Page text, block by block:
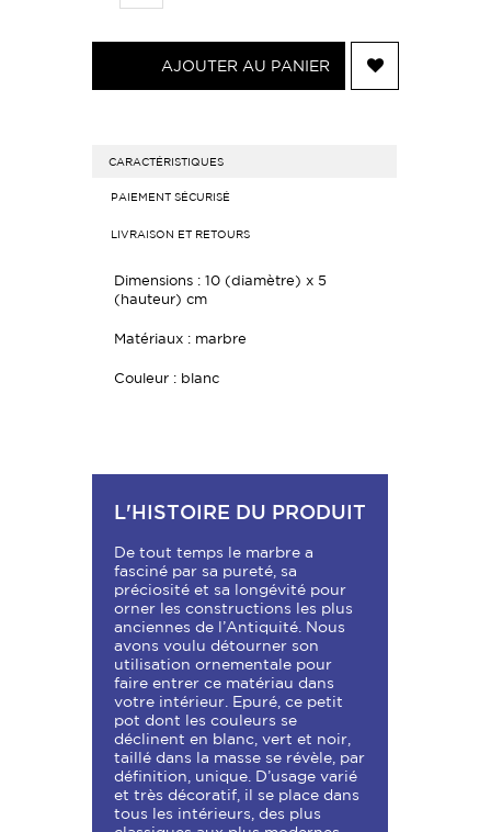
AJOUTER AU PANIER
CARACTÉRISTIQUES
PAIEMENT SÉCURISÉ
LIVRAISON ET RETOURS
Dimensions : 10 (diamètre) x 5
(hauteur) cm
Matériaux : marbre
Couleur : blanc
L'HISTOIRE DU PRODUIT
De tout temps le marbre a
fasciné par sa pureté, sa
préciosité et sa longévité pour
orner les constructions les plus
anciennes de l’Antiquité. Nous
avons voulu détourner son
utilisation ornementale pour
faire entrer ce matériau dans
votre intérieur. Epuré, ce petit
pot dont les couleurs se
déclinent en blanc, vert et noir,
taillé dans la masse se révèle, par
définition, unique. D’usage varié
et très décoratif, il se place dans
tous les intérieurs, des plus